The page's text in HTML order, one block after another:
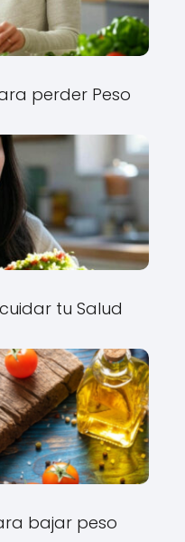
perder Peso
tu Salud
bajar peso